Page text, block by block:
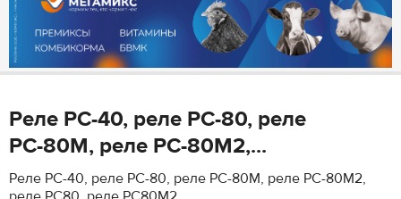
Реле РС-40, реле РС-80, реле
РС-80М, реле РС-80М2,...
Реле РС-40, реле РС-80, реле РС-80М, реле РС-80М2,